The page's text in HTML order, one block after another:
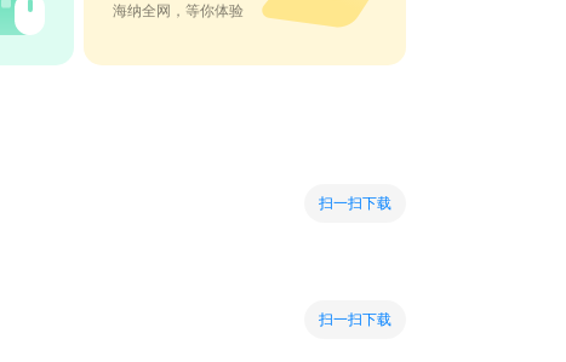
海纳全网，等你体验
扫一扫下载
扫一扫下载